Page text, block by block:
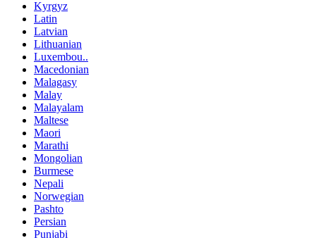
Kyrgyz
Latin
Latvian
Lithuanian
Luxembou..
Macedonian
Malagasy
Malay
Malayalam
Maltese
Maori
Marathi
Mongolian
Burmese
Nepali
Norwegian
Pashto
Persian
Punjabi